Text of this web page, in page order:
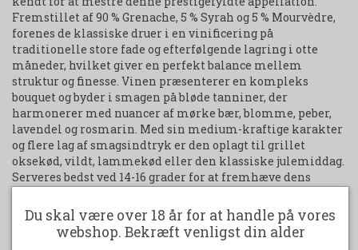
Fremstillet af 90 % Grenache, 5 % Syrah og 5 % Mourvèdre,
forenes de klassiske druer i en vinificering på
traditionelle store fade og efterfølgende lagring i otte
måneder, hvilket giver en perfekt balance mellem
struktur og finesse. Vinen præsenterer en kompleks
bouquet og byder i smagen på bløde tanniner, der
harmonerer med nuancer af mørke bær, blomme, peber,
lavendel og rosmarin. Med sin medium-kraftige karakter
og flere lag af smagsindtryk er den oplagt til grillet
oksekød, vildt, lammekød eller den klassiske julemiddag.
Serveres bedst ved 14-16 grader for at fremhæve dens
at udvikle sig smukt over tid, byder denne vin på krydrede
aromaer, toastede noter, moskus og en antydning af
underskov, der gør den til en oplagt julevin i 2024.
Du skal være over 18 år for at handle på vores
webshop. Bekræft venligst din alder